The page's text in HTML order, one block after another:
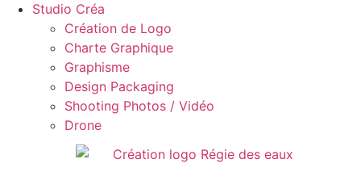
Studio Créa
Création de Logo
Charte Graphique
Graphisme
Design Packaging
Shooting Photos / Vidéo
Drone